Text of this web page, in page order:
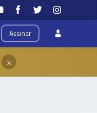
Assinar
×